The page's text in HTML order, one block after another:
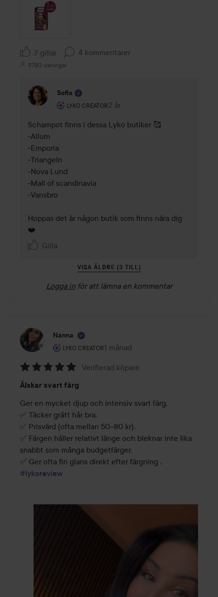
7 gillar 4 kommentarer
9780 visningar
Sofia
LYKO CREATOR
Användarens roll: Lyko Creator.
2 år
Kommentaren lades 2 år
Schampot finns i dessa Lyko butiker 🥰
-Allum
-Emporia
-Triangeln
-Nova Lund
-Mall of scandinavia
-Vansbro
Hoppas det är någon butik som finns nära dig
❤️
Gilla
VISA ÄLDRE (3 TILL)
Logga in för att lämna en kommentar
Nanna
LYKO CREATOR
Användarens roll: Lyko Creator.
1 månad
Inlägget skapades 1 månad
5
av
5
Verifierad köpare
Älskar svart färg
Ger en mycket djup och intensiv svart färg.
✅ Täcker grått hår bra.
✅ Prisvärd (ofta mellan 50–80 kr).
✅ Färgen håller relativt länge och bleknar inte lika
snabbt som många budgetfärger.
#lykoreview